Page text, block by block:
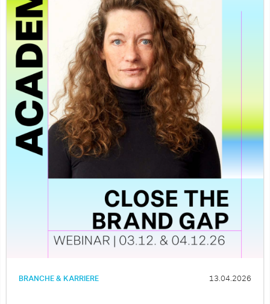
BRANCHE & KARRIERE 13.04.2026